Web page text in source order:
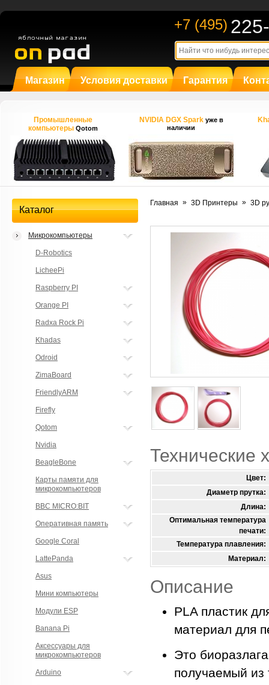
+7 (495)
Магазин Условия доставки Гарантия
Промышленные
компьютерыQotom
NVIDIA DGX Spark уже в
наличии
Каталог
Микрокомпьютеры
D-Robotics
LicheePi
Raspberry PI
Orange PI
Radxa Rock Pi
Khadas
Odroid
ZimaBoard
FriendlyARM
Firefly
Qotom
Nvidia
BeagleBone
Карты памяти для
микрокомпьютеров
BBC MICRO:BIT
Оперативная память
Google Coral
LattePanda
Asus
Мини компьютеры
Модули ESP
Banana Pi
Аксессуары для
микрокомпьютеров
Arduino
Главная » 3D Принтеры » 3D
Технические
Цвет:
Диаметр прутка:
Длина:
Оптимальная температура
печати:
Температура плавления:
Материал:
Описание
PLA пластик
материал для
Это
получаемый из